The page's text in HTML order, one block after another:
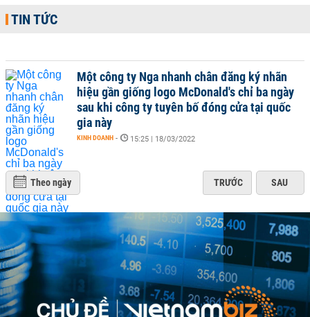
TIN TỨC
Một công ty Nga nhanh chân đăng ký nhãn
hiệu gần giống logo McDonald's chỉ ba ngày
sau khi công ty tuyên bố đóng cửa tại quốc
gia này
KINH DOANH - 15:25 | 18/03/2022
Theo ngày TRƯỚC SAU